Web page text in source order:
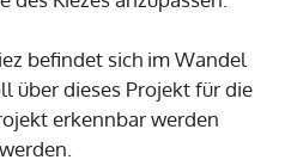
befindet sich im Wandel
über dieses Projekt für die
erkennbar werden